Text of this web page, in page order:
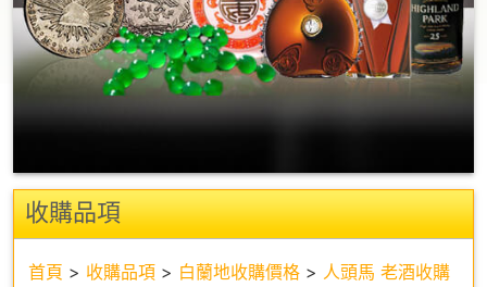
收購品項
首頁 > 收購品項 > 白蘭地收購價格 > 人頭馬 老酒收購